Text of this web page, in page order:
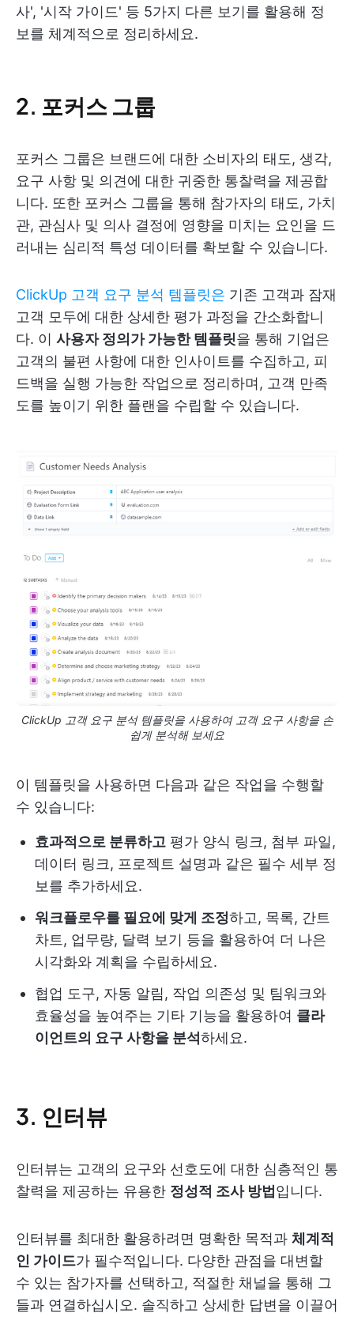
사', '시작 가이드' 등 5가지 다른 보기를 활용해 정
보를 체계적으로 정리하세요.
2. 포커스 그룹
포커스 그룹은 브랜드에 대한 소비자의 태도, 생각,
요구 사항 및 의견에 대한 귀중한 통찰력을 제공합
니다. 또한 포커스 그룹을 통해 참가자의 태도, 가치
관, 관심사 및 의사 결정에 영향을 미치는 요인을 드
러내는 심리적 특성 데이터를 확보할 수 있습니다.
ClickUp 고객 요구 분석 템플릿은 기존 고객과 잠재
고객 모두에 대한 상세한 평가 과정을 간소화합니
다. 이 사용자 정의가 가능한 템플릿을 통해 기업은
고객의 불편 사항에 대한 인사이트를 수집하고, 피
드백을 실행 가능한 작업으로 정리하며, 고객 만족
도를 높이기 위한 플랜을 수립할 수 있습니다.
ClickUp 고객 요구 분석 템플릿을 사용하여 고객 요구 사항을 손
쉽게 분석해 보세요
이 템플릿을 사용하면 다음과 같은 작업을 수행할
수 있습니다:
효과적으로 분류하고 평가 양식 링크, 첨부 파일,
데이터 링크, 프로젝트 설명과 같은 필수 세부 정
보를 추가하세요.
워크플로우를 필요에 맞게 조정하고, 목록, 간트
차트, 업무량, 달력 보기 등을 활용하여 더 나은
시각화와 계획을 수립하세요.
협업 도구, 자동 알림, 작업 의존성 및 팀워크와
효율성을 높여주는 기타 기능을 활용하여 클라
이언트의 요구 사항을 분석하세요.
3. 인터뷰
인터뷰는 고객의 요구와 선호도에 대한 심층적인 통
찰력을 제공하는 유용한 정성적 조사 방법입니다.
인터뷰를 최대한 활용하려면 명확한 목적과 체계적
인 가이드가 필수적입니다. 다양한 관점을 대변할
수 있는 참가자를 선택하고, 적절한 채널을 통해 그
들과 연결하십시오. 솔직하고 상세한 답변을 이끌어